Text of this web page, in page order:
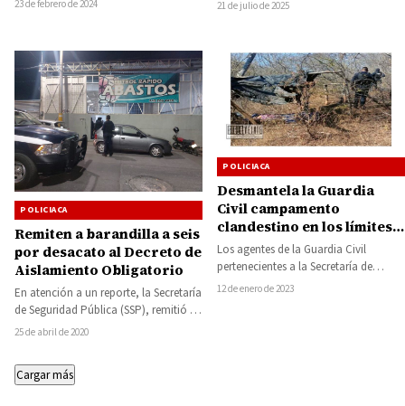
23 de febrero de 2024 21 de julio de 2025
POLICIACA
Remiten a barandilla a seis
por desacato al Decreto de
Aislamiento Obligatorio
En atención a un reporte, la Secretaría
de Seguridad Pública (SSP), remitió a
Barandilla a seis personas por…
25 de abril de 2020
POLICIACA
Desmantela la Guardia
Civil campamento
clandestino en los límites
de Tiquicheo y Huetamo
Los agentes de la Guardia Civil
pertenecientes a la Secretaría de
Seguridad Pública de Michoacán,
12 de enero de 2023
Cargar más